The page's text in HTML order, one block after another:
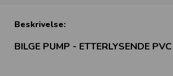
Beskrivelse:
BILGE PUMP - ETTERLYSENDE